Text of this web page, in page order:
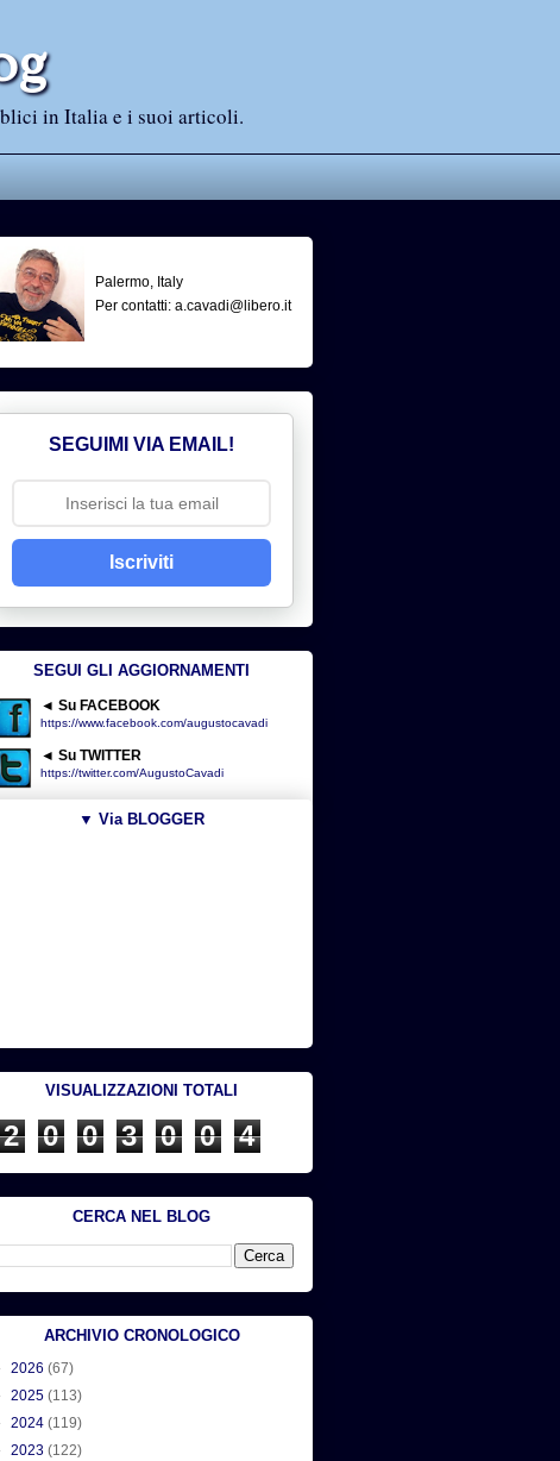
in Italia e i suoi articoli.
Palermo, Italy
Per contatti: a.cavadi@libero.it
SEGUIMI VIA EMAIL!
Iscriviti
SEGUI GLI AGGIORNAMENTI
◄ Su FACEBOOK
https://www.facebook.com/augustocavadi
◄ Su TWITTER
https://twitter.com/AugustoCavadi
▼ Via BLOGGER
VISUALIZZAZIONI TOTALI
2 0 0 3 0 0 4
CERCA NEL BLOG
ARCHIVIO CRONOLOGICO
2026 (67)
2025 (113)
2024 (119)
2023 (122)